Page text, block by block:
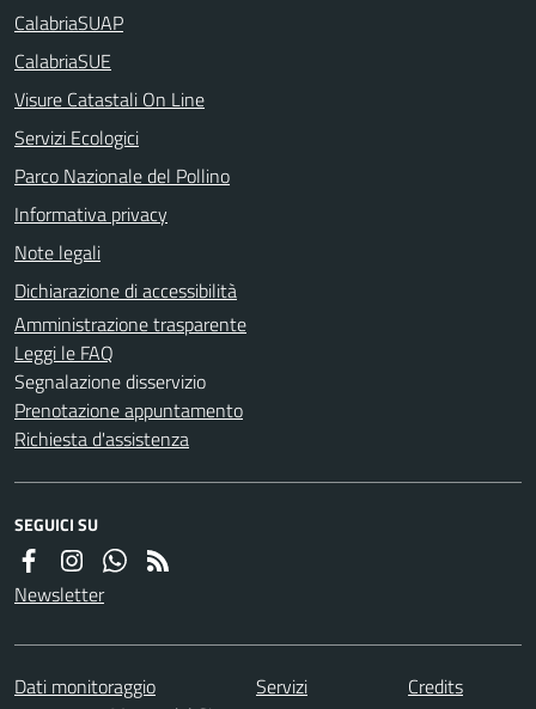
CalabriaSUAP
CalabriaSUE
Visure Catastali On Line
Servizi Ecologici
Parco Nazionale del Pollino
Informativa privacy
Note legali
Dichiarazione di accessibilità
Amministrazione trasparente
Leggi le FAQ
Segnalazione disservizio
Prenotazione appuntamento
Richiesta d'assistenza
SEGUICI SU
Newsletter
Dati monitoraggio Servizi
Credits